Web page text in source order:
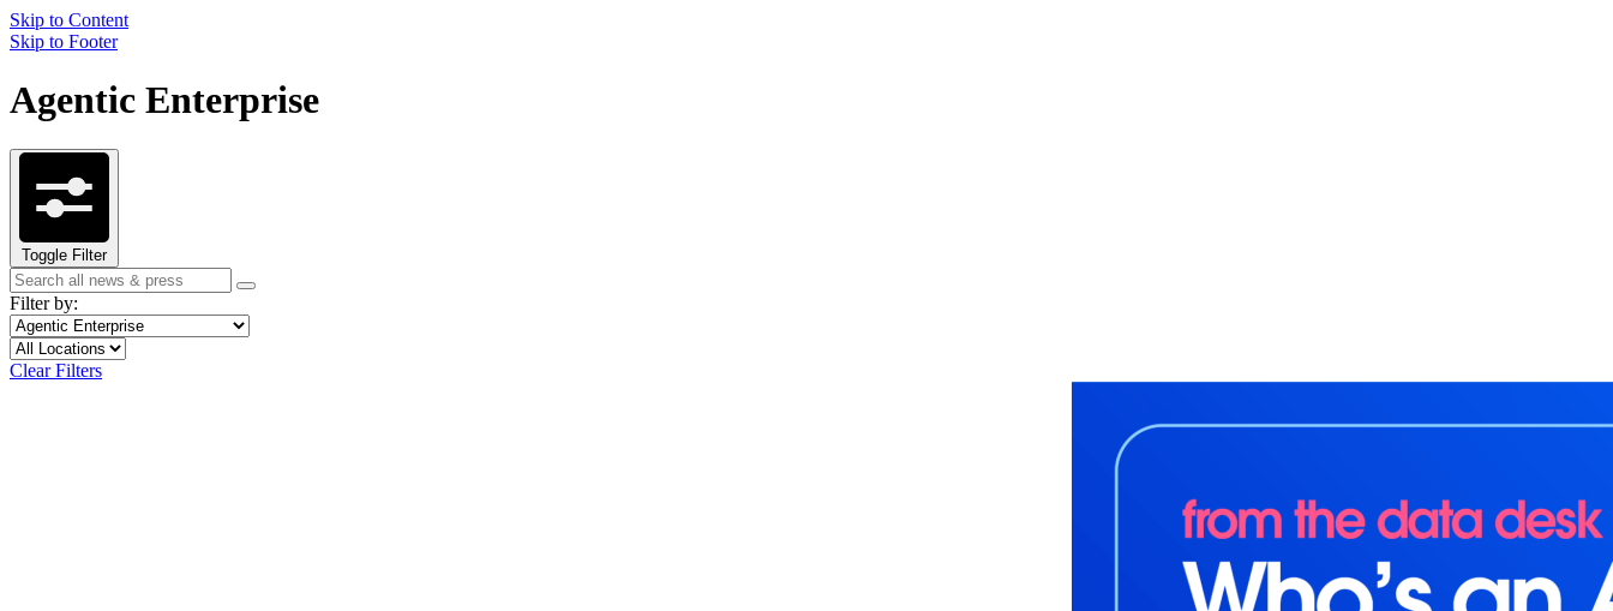
Skip to Content
Skip to Footer
Agentic Enterprise
Toggle Filter
Search
term
Search
Filter by:
Filter
by
topic
Topic
Filter
by
Location
Clear Filters